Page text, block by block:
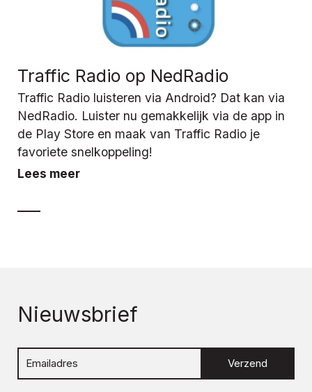
Traffic Radio op NedRadio
Traffic Radio luisteren via Android? Dat kan via
NedRadio. Luister nu gemakkelijk via de app in
de Play Store en maak van Traffic Radio je
favoriete snelkoppeling!
Lees meer
Nieuwsbrief
Verzend